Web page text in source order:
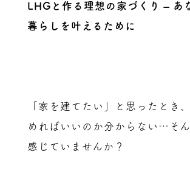
LHGと作る理想の家づくり – あ
暮らしを叶えるために
「家を建てたい」と思ったとき
めればいいのか分からない…そ
感じていませんか？